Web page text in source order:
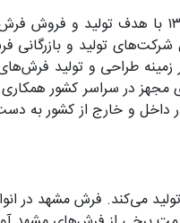
شرکت فرش مشهد یکی از بزرگترین و معتبرترین شرکت‌های تولید و
شرکت‌های تولید و
در زمینه طراحی و تولید
در سراسر کشور
در داخل و خارج از کشور
می‌کند. فرش مشهد در